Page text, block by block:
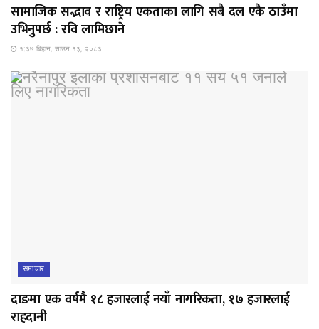
सामाजिक सद्भाव र राष्ट्रिय एकताका लागि सबै दल एकै ठाउँमा
उभिनुपर्छ : रवि लामिछाने
१:३७ बिहान, साउन १३, २०८३
समाचार
दाङमा एक वर्षमै १८ हजारलाई नयाँ नागरिकता, १७ हजारलाई
राहदानी